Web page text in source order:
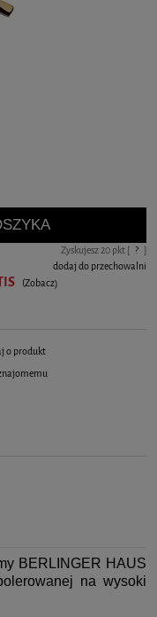
Zyskujesz20 pkt [ ? ]
dodaj do przechowalni
(Zobacz)
o produkt
BERLINGER HAUS
na wysoki